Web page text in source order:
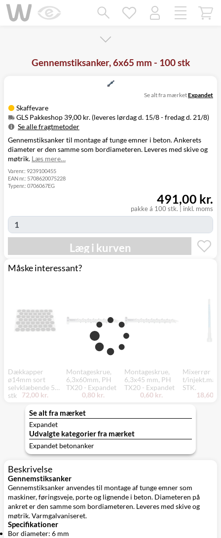
Gennemstiksanker, 6x65 mm - 100 stk
Skaffevare
GLS Pakkeshop 39,00 kr. (leveres lørdag d. 15/8 - fredag d. 21/8)
Se alle fragtmetoder
Metode
Pris
Leveres
GLS Pakkeshop
Lørdag d. 15/8
GLS
Hjemmelevering
Svenstrup
(9230)
0,00 kr.
Fredag d. 14/8
-
Se alt fra mærketExpandet
Gennemstiksanker til montage af tunge emner i beton. Ankerets
diameter er den samme som bordiameteren. Leveres med skive og
møtrik. Læs mere…
Varenr.: 9239100455
EAN nr.: 5708620075228
Typenr.: 0706067EG
pakke á 100 stk. inkl. moms
491,00 kr.
Læg i kurven
Måske interessant?
Dækkapper
ø14mm sort
selvklæbende 52
stk
72,00 kr.
Montageskrue,
6,3x60mm, PH
TX20 - Expandet
0,80 kr.
Montageskrue,
6,3x45 mm, PH
TX20 - Expandet
0,60 kr.
Mixerrør
t/
STK.
18,60
Se alt fra mærket
Expandet
Udvalgte kategorier fra mærket
Expandet betonanker
Beskrivelse
Gennemstiksanker
Gennemstiksanker anvendes til montage af tunge emner som
maskiner, føringsveje, porte og lignende i beton. Diameteren på
ankret er den samme som bordiameteren. Leveres med skive og
møtrik. Varmgalvaniseret.
Specifikationer
Bor diameter: 6 mm
Mangler chatten?
Ret samtykke!